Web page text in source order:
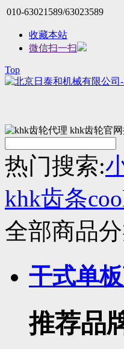
010-63021589/63023589
收藏本站
微信扫一扫
Top
热门搜索:
khk齿条
全部商品
干式单
推荐品